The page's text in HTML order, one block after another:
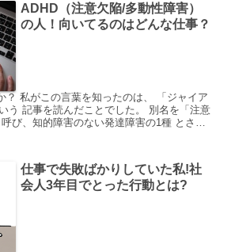
ADHD（注意欠陥/多動性障害）
の人！向いてるのはどんな仕事？
？ 私がこの言葉を知ったのは、 「ジャイア
う 記事を読んだことでした。 別名を「注意
び、知的障害のない発達障害の1種 とされ
仕事で失敗ばかりしていた私!社
会人3年目でとった行動とは?